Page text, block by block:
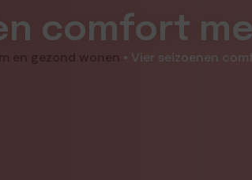
comfort
en gezond wonen • Vier seizoenen